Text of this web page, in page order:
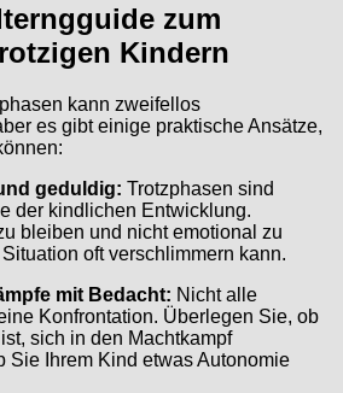
zum
Kindern
kann zweifellos
es gibt einige praktische Ansätze,
geduldig: Trotzphasen sind
der kindlichen Entwicklung.
bleiben und nicht emotional zu
oft verschlimmern kann.
mit Bedacht: Nicht alle
Konfrontation. Überlegen Sie, ob
sich in den Machtkampf
Sie Ihrem Kind etwas Autonomie